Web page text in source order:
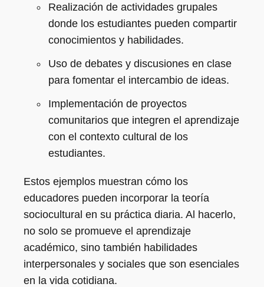
Realización de actividades grupales
donde los estudiantes pueden compartir
conocimientos y habilidades.
Uso de debates y discusiones en clase
para fomentar el intercambio de ideas.
Implementación de proyectos
comunitarios que integren el aprendizaje
con el contexto cultural de los
estudiantes.
Estos ejemplos muestran cómo los
educadores pueden incorporar la teoría
sociocultural en su práctica diaria. Al hacerlo,
no solo se promueve el aprendizaje
académico, sino también habilidades
interpersonales y sociales que son esenciales
en la vida cotidiana.